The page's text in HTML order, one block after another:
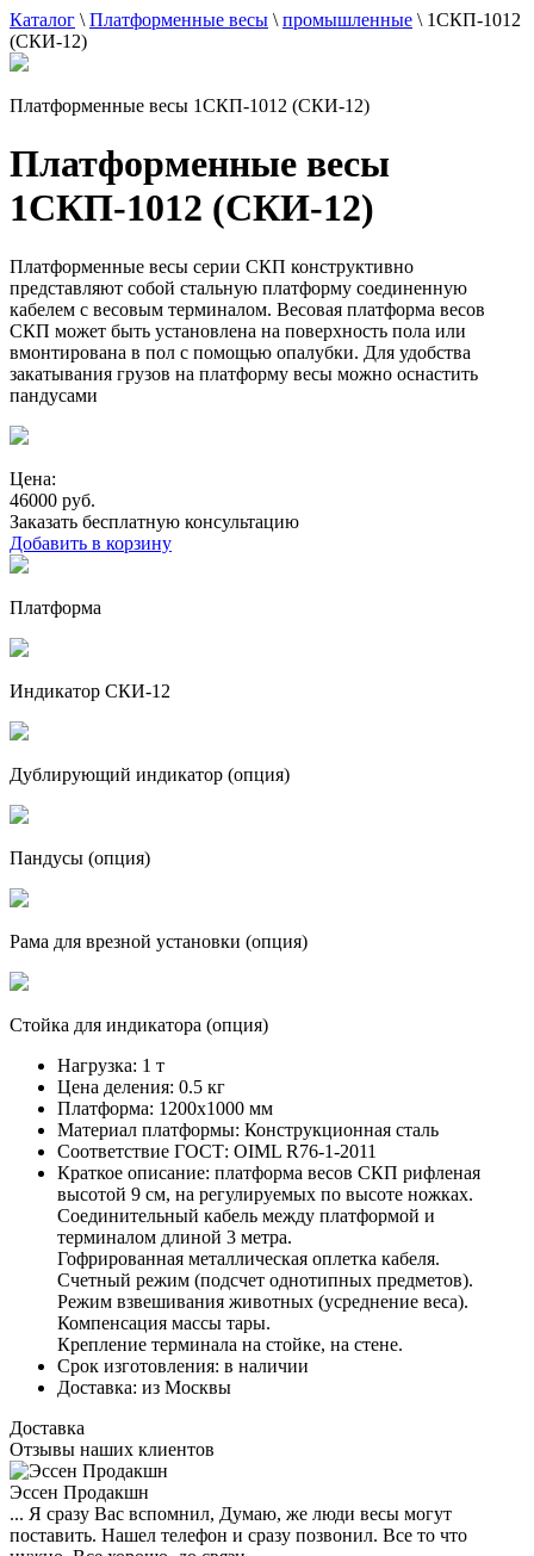
Каталог \ Платформенные весы \ промышленные \ 1СКП-1012
(СКИ-12)
Платформенные весы 1СКП-1012 (СКИ-12)
Платформенные весы
1СКП-1012 (СКИ-12)
Платформенные весы серии СКП конструктивно
представляют собой стальную платформу соединенную
кабелем с весовым терминалом. Весовая платформа весов
СКП может быть установлена на поверхность пола или
вмонтирована в пол с помощью опалубки. Для удобства
закатывания грузов на платформу весы можно оснастить
пандусами
Цена:
46000 руб.
Заказать бесплатную консультацию
Добавить в корзину
Платформа
Индикатор СКИ-12
Дублирующий индикатор (опция)
Пандусы (опция)
Рама для врезной установки (опция)
Стойка для индикатора (опция)
Нагрузка: 1 т
Цена деления: 0.5 кг
Платформа: 1200х1000 мм
Материал платформы: Конструкционная сталь
Соответствие ГОСТ: OIML R76-1-2011
Краткое описание: платформа весов СКП рифленая
высотой 9 см, на регулируемых по высоте ножках.
Соединительный кабель между платформой и
терминалом длиной 3 метра.
Гофрированная металлическая оплетка кабеля.
Счетный режим (подсчет однотипных предметов).
Режим взвешивания животных (усреднение веса).
Компенсация массы тары.
Крепление терминала на стойке, на стене.
Срок изготовления: в наличии
Доставка: из Москвы
Доставка
Отзывы наших клиентов
Эссен Продакшн
... Я сразу Вас вспомнил, Думаю, же люди весы могут
поставить. Нашел телефон и сразу позвонил. Все то что